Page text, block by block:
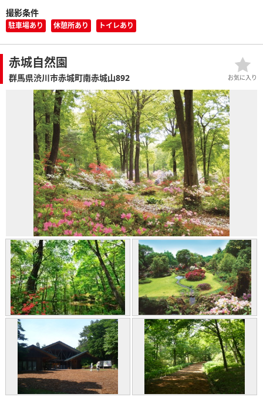
撮影条件
駐車場あり 休憩所あり トイレあり
赤城自然園
群馬県渋川市赤城町南赤城山892 お気に入り